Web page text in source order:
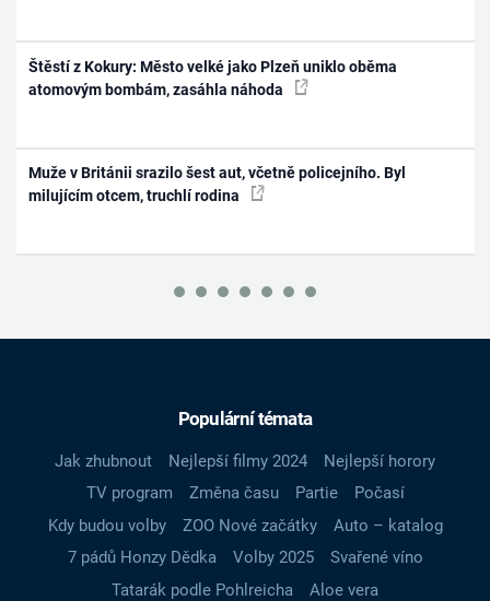
Štěstí z Kokury: Město velké jako Plzeň uniklo oběma
atomovým bombám, zasáhla náhoda
Muže v Británii srazilo šest aut, včetně policejního. Byl
milujícím otcem, truchlí rodina
Populární témata
Jak zhubnout Nejlepší filmy 2024
Nejlepší horory
TV program
Změna času Partie
Počasí
Kdy budou volby
ZOO Nové začátky
Auto – katalog
7 pádů Honzy Dědka
Volby 2025
Svařené víno
Tatarák podle Pohlreicha
Aloe vera